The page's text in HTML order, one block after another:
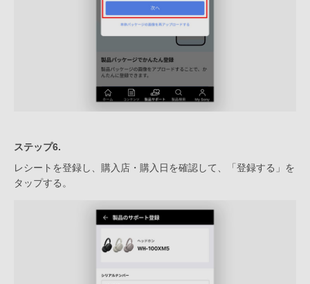
ステップ6.
レシートを登録し、購入店・購入日を確認して、「登録する」を
タップする。